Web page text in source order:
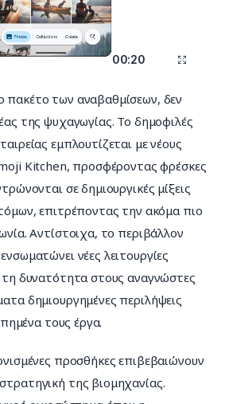
00:20
των αναβαθμίσεων, δεν
της ψυχαγωγίας. Το δημοφιλές
εμπλουτίζεται με νέους
Kitchen, προσφέροντας φρέσκες
σε δημιουργικές μίξεις
επιτρέποντας την ακόμα πιο
Αντίστοιχα, το περιβάλλον
νέες λειτουργίες
δυνατότητα στους αναγνώστες
δημιουργημένες περιλήψεις
τους έργα.
προσθήκες επιβεβαιώνουν
της βιομηχανίας.